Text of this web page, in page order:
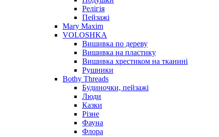
Релігія
Пейзажі
Mary Maxim
VOLOSHKA
Вишивка по дереву
Вишивка на пластику
Вишивка хрестиком на тканині
Рушники
Bothy Threads
Будиночки, пейзажі
Люди
Казки
Різне
Фауна
Флора